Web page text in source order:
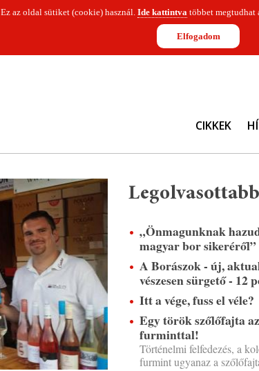
Ez az oldal sütiket (cookie) használ. Ide kattintvatöbbet megtudhat
Elfogadom
CIKKEK
Legolvasottabb
„Önmagunknak
magyar bor sikeréről”
A Borászok - új,
vészesen sürgető - 12
Itt a vége, fuss el véle?
Egy török szőlőfajta
furminttal!
Történelmi felfedezés, a
furmint ugyanaz a